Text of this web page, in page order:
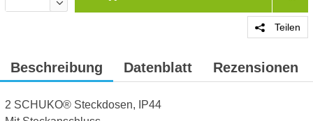
Teilen
Beschreibung Datenblatt Rezensionen
2 SCHUKO® Steckdosen, IP44